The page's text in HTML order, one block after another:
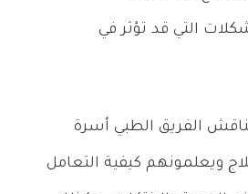
التي قد تؤثر في
الفريق الطبي أسرة
ويعلمونهم كيفية التعامل